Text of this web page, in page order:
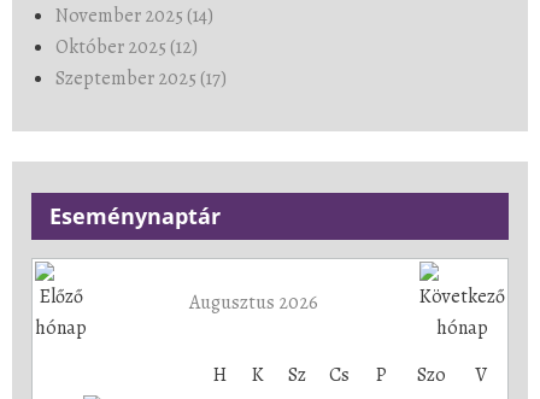
November 2025 (14)
Október 2025 (12)
Szeptember 2025 (17)
Eseménynaptár
Augusztus 2026
H K Sz Cs P Szo
V